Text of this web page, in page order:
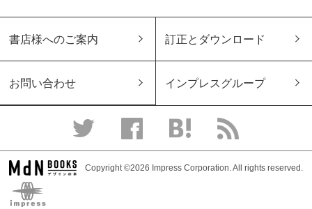
書店様へのご案内 訂正とダウンロード
お問い合わせ インプレスグループ
Copyright ©2026 Impress Corporation. All rights reserved.